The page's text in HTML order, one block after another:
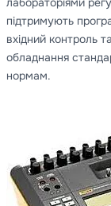
підтримують
вхідний контроль
обладнання
нормам.